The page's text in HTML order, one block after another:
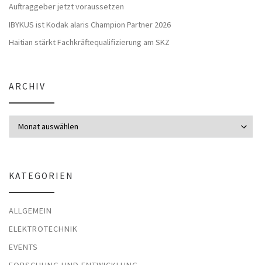
Auftraggeber jetzt voraussetzen
IBYKUS ist Kodak alaris Champion Partner 2026
Haitian stärkt Fachkräftequalifizierung am SKZ
ARCHIV
KATEGORIEN
ALLGEMEIN
ELEKTROTECHNIK
EVENTS